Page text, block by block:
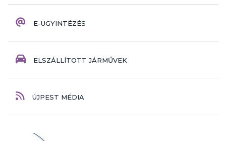
E-ÜGYINTÉZÉS
ELSZÁLLÍTOTT JÁRMŰVEK
ÚJPEST MÉDIA